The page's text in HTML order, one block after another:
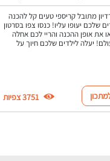
מתובל קריספי טעים קל להכנה
שלכם יעופו עליו! כנסו צפו בסרטון
את אופן ההכנה והריי לכם אחלה
יעלה לילדים שלכם חיוך על
3751 צפיות